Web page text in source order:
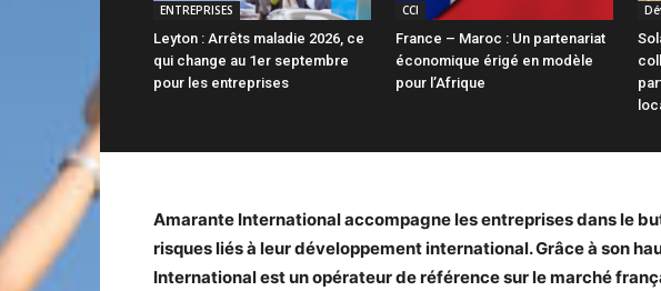
ENTREPRISES
Leyton : Arrêts maladie 2026, ce
qui change au 1er septembre
pour les entreprises
CCI
France – Maroc : Un partenariat
économique érigé en modèle
pour l’Afrique
Amarante International accompagne les entreprises dans le
risques liés à leur développement international. Grâce à son
International est un opérateur de référence sur le marché